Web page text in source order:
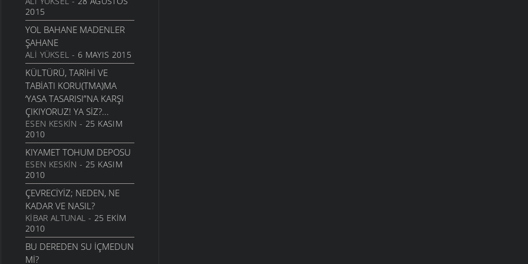
SAVAŞLARIN YOL AÇTIĞI
RUHSAL YIKIMLAR
YAŞAM- 28 OCAK 2009
ON SORUDA 2008 IN
EKONOMIK PANORAMASI
EKONOMI- 9 OCAK 2009
YOLLARIN SONU: BARHAL
YAŞAM- 11 KASIM 2008
İNSAN EVRIMI
HIZLANIYOR!
BILIM- 4 KASIM 2008
MEY, TRT VE CEVRI
ALTINTAŞ
KÜLTÜR VE SANAT
- 27
EKIM 2008
CABBAR BOZKURTLAR
(CABBAR USTA)
KÜLTÜR VE SANAT
- 27
2015
YOL BAHANE MADENLER
ŞAHANE
ALI YÜKSEL - 6 MAYIS 2015
KÜLTÜRÜ, TARIHI VE
TABIATI KORU(TMA)MA
‘YASA TASARISI”NA KARŞI
ÇIKIYORUZ! YA SIZ?...
ESEN KESKIN - 25 KASIM
2010
KIYAMET TOHUM DEPOSU
ESEN KESKIN - 25 KASIM
2010
ÇEVRECIYIZ; NEDEN, NE
KADAR VE NASIL?
KIBAR ALTUNAL - 25 EKIM
2010
BU DEREDEN SU IÇMEDUN
MI?